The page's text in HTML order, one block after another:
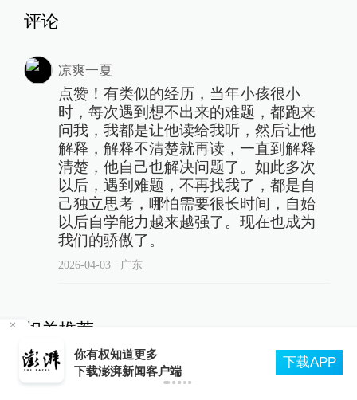
评论
凉爽一夏
点赞！有类似的经历，当年小孩很小
时，每次遇到想不出来的难题，都跑来
问我，我都是让他读给我听，然后让他
解释，解释不清楚就再读，一直到解释
清楚，他自己也解决问题了。如此多次
以后，遇到难题，不再找我了，都是自
己独立思考，哪怕需要很长时间，自始
以后自学能力越来越强了。现在也成为
我们的骄傲了。
2026-04-03∙ 广东
相关推荐
比起补知识、提分数，最该给
孩子补的东西很多家长都忽略
日月谭天丨一场演习、一部大片，让岛内看清“台
独”末日